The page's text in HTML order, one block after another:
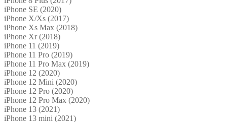
iPhone SE (2020)
iPhone X/Xs (2017)
iPhone Xs Max (2018)
iPhone Xr (2018)
iPhone 11 (2019)
iPhone 11 Pro (2019)
iPhone 11 Pro Max (2019)
iPhone 12 (2020)
iPhone 12 Mini (2020)
iPhone 12 Pro (2020)
iPhone 12 Pro Max (2020)
iPhone 13 (2021)
iPhone 13 mini (2021)